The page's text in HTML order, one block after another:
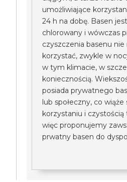
umożliwiające
24 h na dobę. Basen
chlorowany i wówczas
czyszczenia basenu
korzystać, zwykle w
w tym klimacie, w
koniecznością.
posiada prywatnego
lub społeczny, co
korzystaniu i czystością
więc proponujemy
prwatny basen do